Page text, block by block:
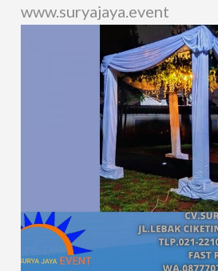
www.suryajaya.event